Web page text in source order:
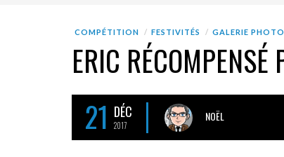
COMPÉTITION FESTIVITÉS GALERIE
ERIC
21 DÉC
2017
NOËL